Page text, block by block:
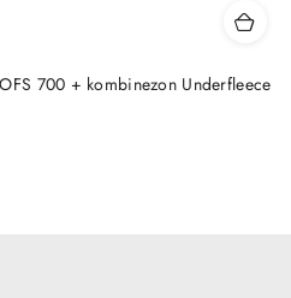
700 + kombinezon Underfleece